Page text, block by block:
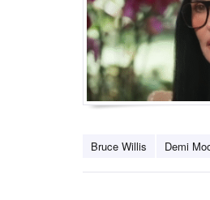
Bruce Willis Demi